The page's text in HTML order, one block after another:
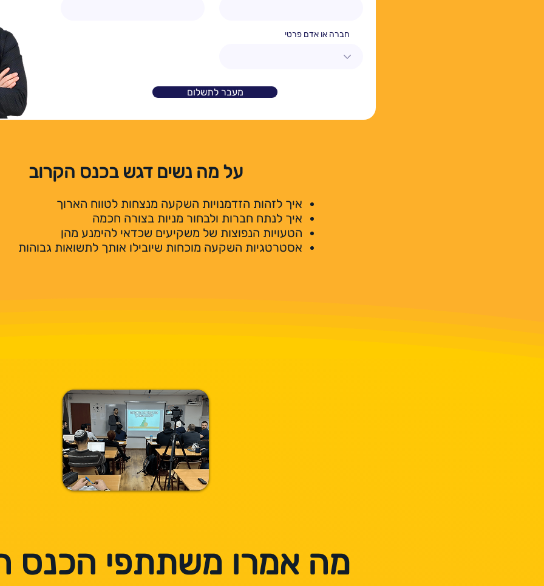
חברה או אדם פרטי
מעבר לתשלום
על מה נשים דגש בכנס הקרוב
איך לזהות הזדמנויות השקעה מנצחות לטווח הארוך
איך לנתח חברות ולבחור מניות בצורה חכמה
הטעויות הנפוצות של משקיעים שכדאי להימנע מהן
אסטרטגיות השקעה מוכחות שיובילו אותך לתשואות גבוהות
מה אמרו משתתפי הכנס